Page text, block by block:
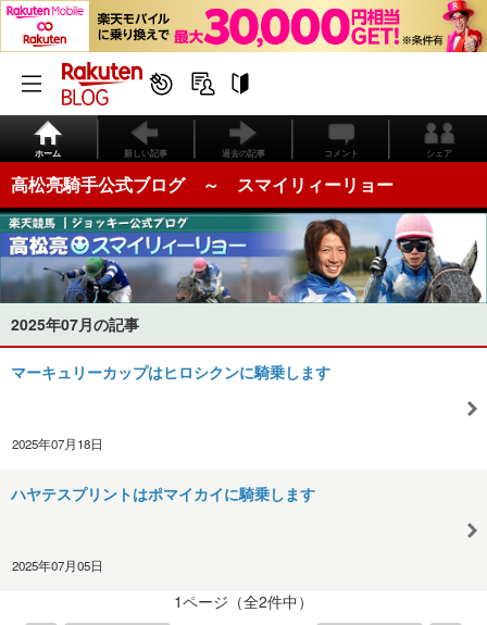
ホーム 新しい記事 過去の記事 コメント シェア
高松亮騎手公式ブログ ～ スマイリィーリョー
2025年07月の記事
マーキュリーカップはヒロシクンに騎乗します
2025年07月18日
ハヤテスプリントはポマイカイに騎乗します
2025年07月05日
1ページ（全2件中）